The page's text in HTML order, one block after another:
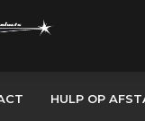
HULP OP